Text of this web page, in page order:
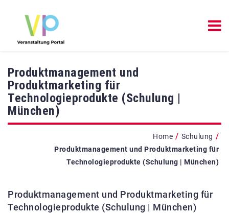
Produktmanagement und
Produktmarketing für
Technologieprodukte (Schulung |
München)
Home / Schulung /
Produktmanagement und Produktmarketing für
Technologieprodukte (Schulung | München)
Produktmanagement und Produktmarketing für
Technologieprodukte (Schulung | München)